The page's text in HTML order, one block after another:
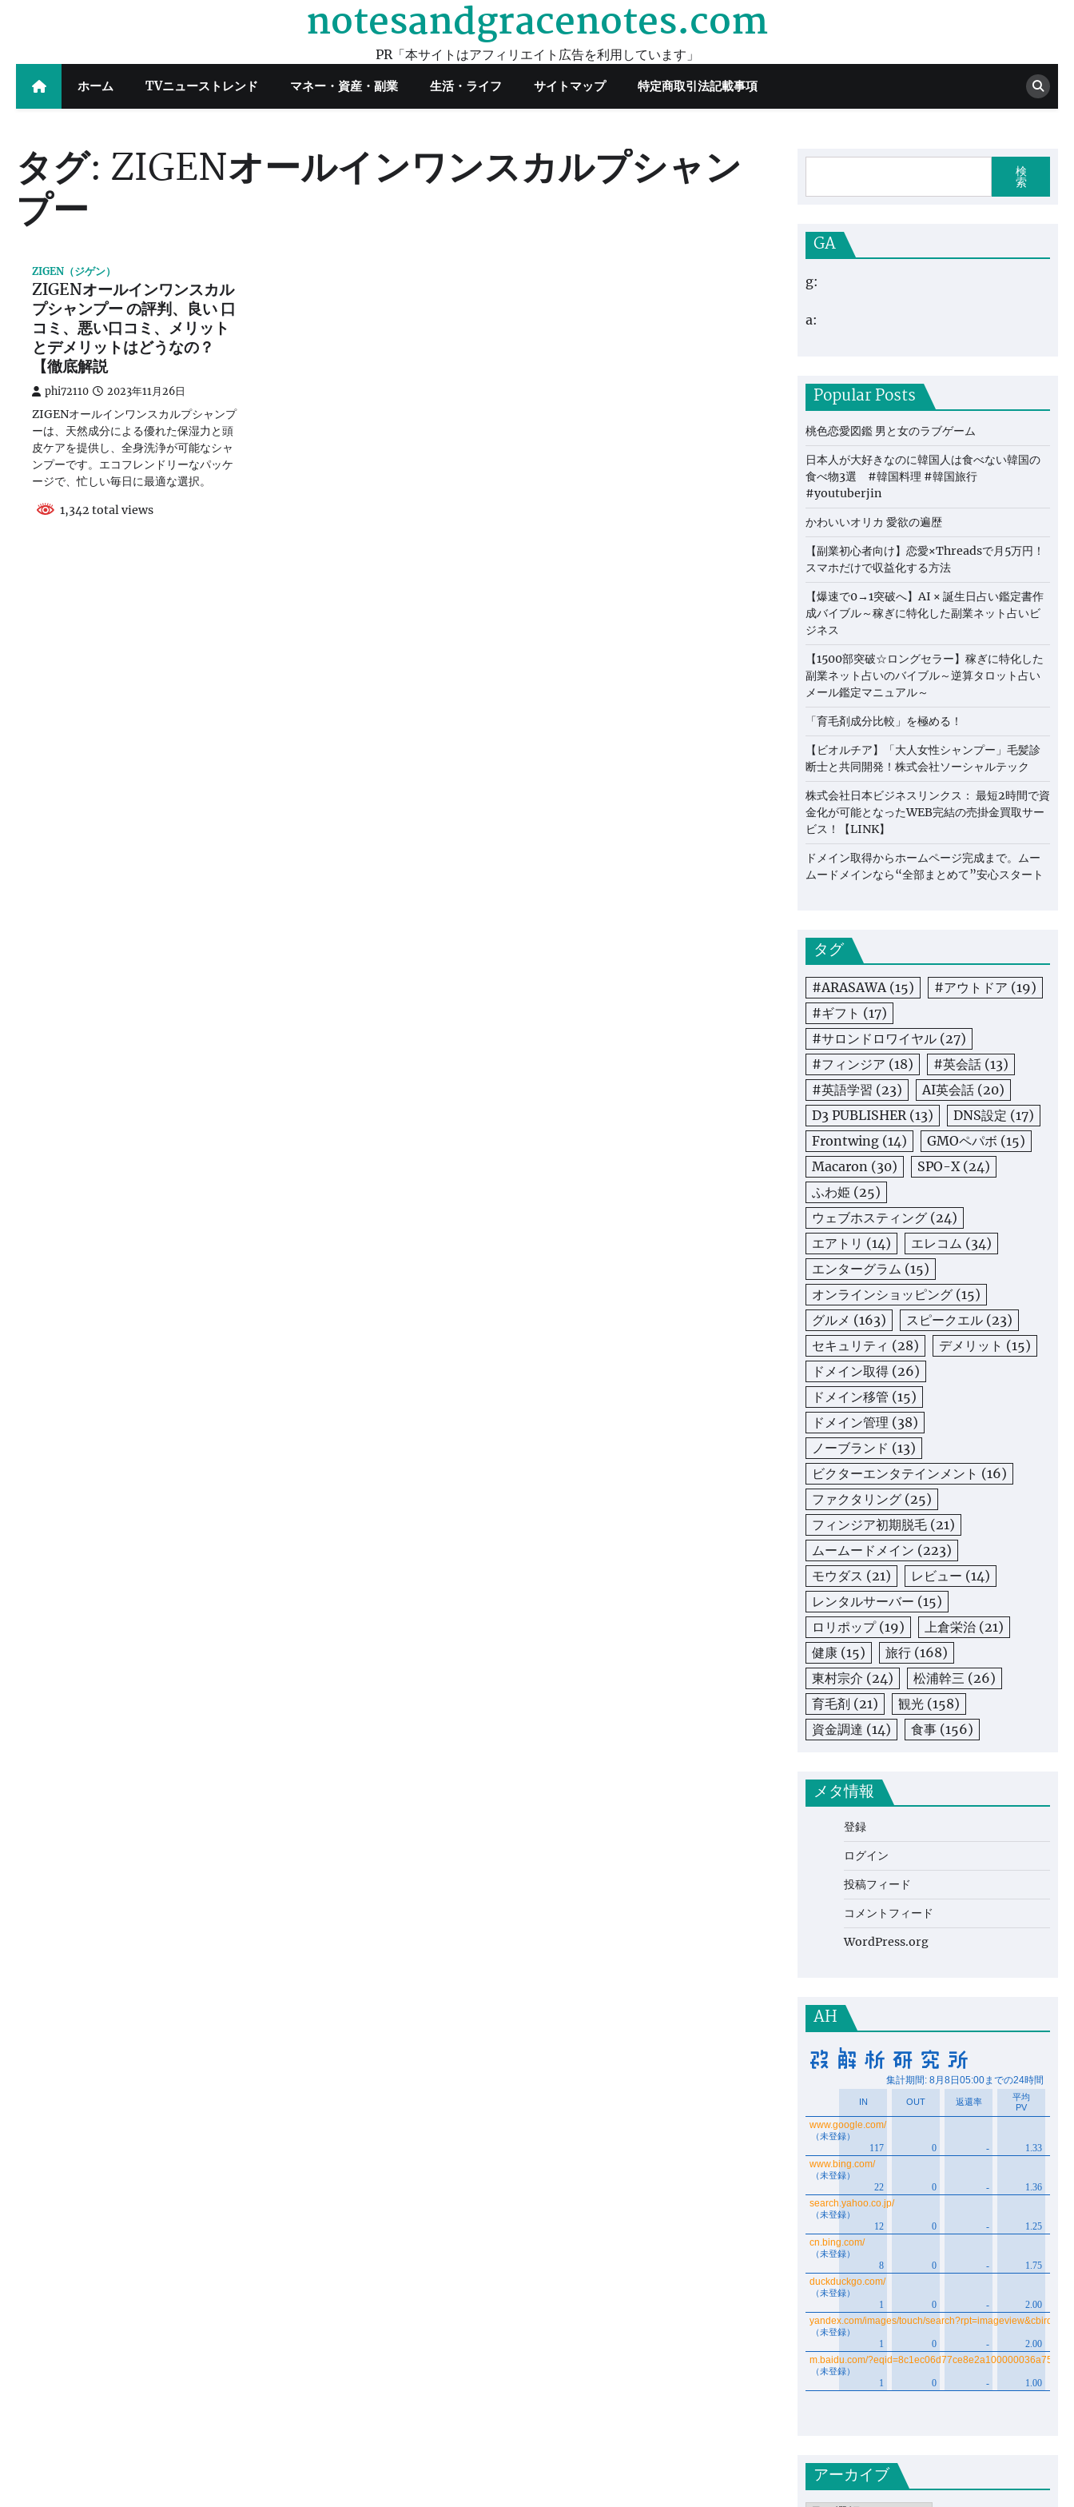
notesandgracenotes.com
PR「本サイトはアフィリエイト広告を利用しています」
ホーム TVニューストレンド マネー・資産・副業 生活・ライフ サイトマップ 特定商取引法記載事項
タグ: ZIGENオールインワンスカルプシャン
プー
ZIGEN（ジゲン）
ZIGENオールインワンスカル
プシャンプー の評判、良い 口
コミ、悪い口コミ、メリット
とデメリットはどうなの？
【徹底解説
phi72110 2023年11月26日
ZIGENオールインワンスカルプシャンプ
ーは、天然成分による優れた保湿力と頭
皮ケアを提供し、全身洗浄が可能なシャ
ンプーです。エコフレンドリーなパッケ
ージで、忙しい毎日に最適な選択。
1,342 total views
検
索
GA
g:
a:
Popular Posts
桃色恋愛図鑑 男と女のラブゲーム
日本人が大好きなのに韓国人は食べない韓国の
食べ物3選 #韓国料理 #韓国旅行
#youtuberjin
かわいいオリカ 愛欲の遍歴
【副業初心者向け】恋愛×Threadsで月5万円！
スマホだけで収益化する方法
【爆速で0→1突破へ】AI × 誕生日占い鑑定書作
成バイブル～稼ぎに特化した副業ネット占いビ
ジネス
【1500部突破☆ロングセラー】稼ぎに特化した
副業ネット占いのバイブル～逆算タロット占い
メール鑑定マニュアル～
「育毛剤成分比較」を極める！
【ビオルチア】「大人女性シャンプー」毛髪診
断士と共同開発！株式会社ソーシャルテック
株式会社日本ビジネスリンクス： 最短2時間で資
金化が可能となったWEB完結の売掛金買取サー
ビス！【LINK】
ドメイン取得からホームページ完成まで。ムー
ムードメインなら“全部まとめて”安心スタート
タグ
#ARASAWA(15) #アウトドア (19)
#ギフト (17)
#サロンドロワイヤル (27)
#フィンジア (18) #英会話 (13)
#英語学習 (23) AI英会話 (20)
D3 PUBLISHER(13) DNS設定 (17)
Frontwing (14) GMOペパボ (15)
Macaron (30) SPO-X(24)
ふわ姫 (25)
ウェブホスティング (24)
エアトリ (14) エレコム (34)
エンターグラム (15)
オンラインショッピング (15)
グルメ (163) スピークエル (23)
セキュリティ (28) デメリット (15)
ドメイン取得 (26)
ドメイン移管 (15)
ドメイン管理 (38)
ノーブランド (13)
ビクターエンタテインメント (16)
ファクタリング (25)
フィンジア初期脱毛 (21)
ムームードメイン (223)
モウダス (21) レビュー (14)
レンタルサーバー (15)
ロリポップ(19) 上倉栄治 (21)
健康 (15) 旅行 (168)
東村宗介 (24) 松浦幹三 (26)
育毛剤 (21) 観光 (158)
資金調達 (14) 食事 (156)
メタ情報
登録
ログイン
投稿フィード
コメントフィード
WordPress.org
AH
アーカイブ